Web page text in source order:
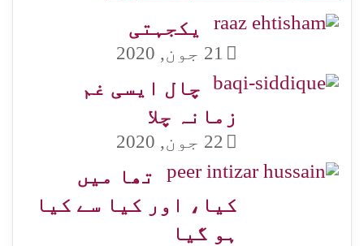
یکجہتی
21 جون, 2020
چال ایسی غم
زمانہ چلا
22 جون, 2020
تھا میں
کیا، اور کیا سے کیا
ہو گیا